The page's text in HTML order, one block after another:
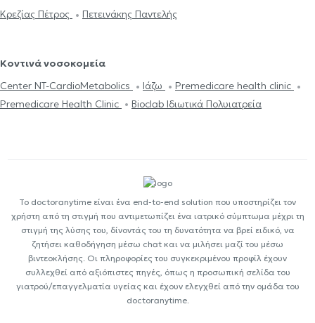
Κρεζίας Πέτρος
Πετεινάκης Παντελής
Κοντινά νοσοκομεία
Center NT-CardioMetabolics
Ιάζω
Premedicare health clinic
Premedicare Health Clinic
Bioclab Ιδιωτικά Πολυιατρεία
Το doctoranytime είναι ένα end-to-end solution που υποστηρίζει τον
χρήστη από τη στιγμή που αντιμετωπίζει ένα ιατρικό σύμπτωμα μέχρι τη
στιγμή της λύσης του, δίνοντάς του τη δυνατότητα να βρεί ειδικό, να
ζητήσει καθοδήγηση μέσω chat και να μιλήσει μαζί του μέσω
βιντεοκλήσης. Οι πληροφορίες του συγκεκριμένου προφίλ έχουν
συλλεχθεί από αξιόπιστες πηγές, όπως η προσωπική σελίδα του
γιατρού/επαγγελματία υγείας και έχουν ελεγχθεί από την ομάδα του
doctoranytime.